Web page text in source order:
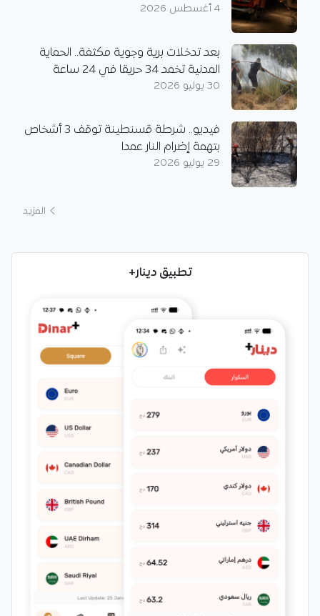
4 أغسطس 2026
بعد تدخلات برية وجوية مكثفة.. الحماية
المدنية تخمد 34 حريقا في 24 ساعة
30 يوليو 2026
فيديو.. شرطة قسنطينة توقف 3 أشخاص
بتهمة إضرام النار عمدا
29 يوليو 2026
المزيد
تطبيق دينار+